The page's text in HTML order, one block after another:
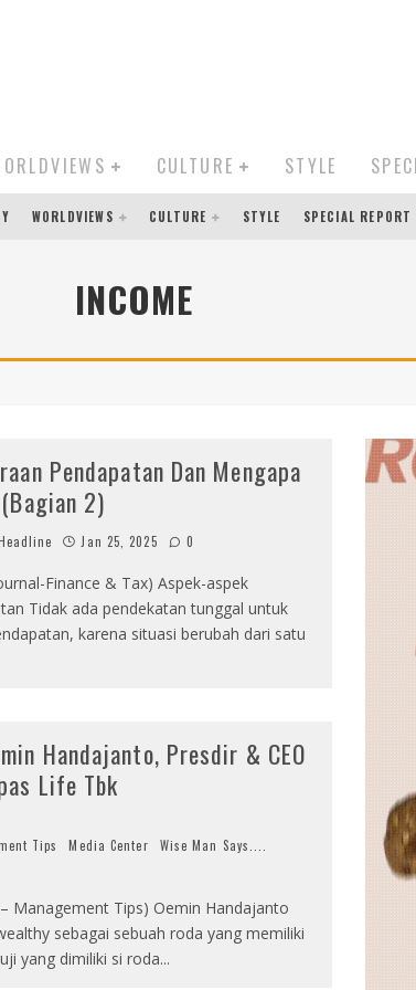
CULTURE STYLE
WORLDVIEWS CULTURE STYLE SPECIAL REPORT
INCOME
Pendapatan Dan Mengapa
2)
Jan 25, 2025 0
Finance & Tax) Aspek-aspek
Tidak ada pendekatan tunggal untuk
karena situasi berubah dari satu
Handajanto, Presdir & CEO
Life Tbk
Tips Media Center
Wise Man Says....
Management Tips) Oemin Handajanto
sebagai sebuah roda yang memiliki
yang dimiliki si roda...